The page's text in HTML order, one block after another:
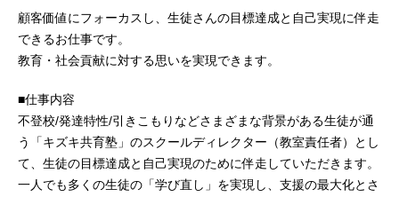
顧客価値にフォーカスし、生徒さんの目標達成と自己実現に伴走
できるお仕事です。
教育・社会貢献に対する思いを実現できます。
■仕事内容
不登校/発達特性/引きこもりなどさまざまな背景がある生徒が通
う「キズキ共育塾」のスクールディレクター（教室責任者）とし
て、生徒の目標達成と自己実現のために伴走していただきます。
一人でも多くの生徒の「学び直し」を実現し、支援の最大化とさ